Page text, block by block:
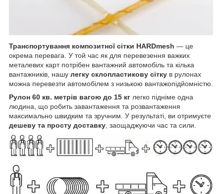
Транспортування композитної сітки HARDmesh — це
окрема перевага. У той час як для перевезення важких
металевих карт потрібен вантажний автомобіль та кілька
вантажників, нашу легку склопластикову сітку в рулонах
можна перевезти автомобілем з низькою вантажопідйомністю.
Рулон 60 кв. метрів вагою до 15 кг легко підніме одна
людина, що робить завантаження та розвантаження
максимально швидким та зручним. У результаті, ви отримуєте
дешеву та просту доставку , заощаджуючи час та сили.